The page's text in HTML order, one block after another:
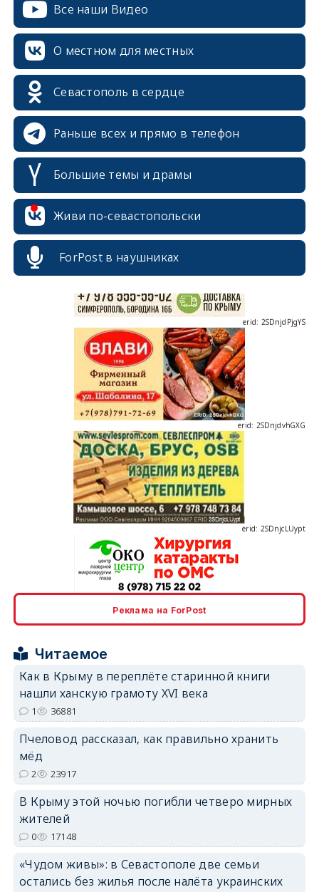
Все наши Видео
О местном для местных
Севастополь в сердце
Раньше всех и прямо в телефон
Большие темы и драмы
Живи по-севастопольски
ForPost в наушниках
erid: 2SDnjcrDNw6
erid: 2SDnjdPjgYS
erid: 2SDnjdvhGXG
erid: 2SDnjcLUypt
Реклама на ForPost
Читаемое
Как в Крыму в переплёте старинной книги
нашли ханскую грамоту XVI века
1 36881
Пчеловод рассказал, как правильно хранить
мёд
2 23917
В Крыму этой ночью погибли четверо мирных
жителей
0 17148
«Чудом живы»: в Севастополе две семьи
остались без жилья после налёта украинских